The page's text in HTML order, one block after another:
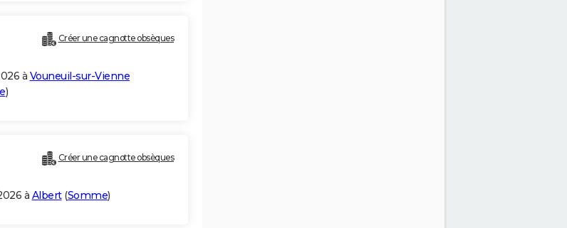
Créer une cagnotte obsèques
à Vouneuil-sur-Vienne
)
Créer une cagnotte obsèques
à Albert(Somme)